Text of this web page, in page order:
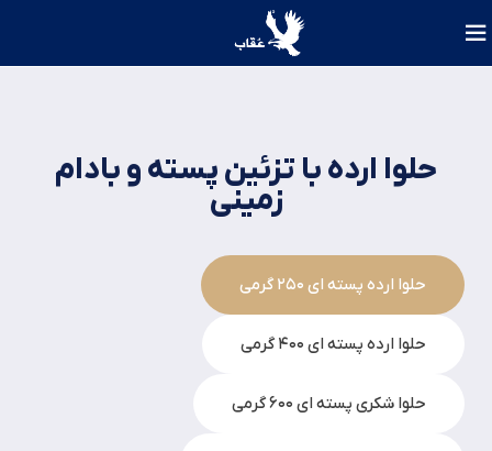
حلوا ارده با تزئین پسته و بادام
زمینی
حلوا ارده پسته ای ۲۵۰ گرمی
حلوا ارده پسته ای ۴۰۰ گرمی
حلوا شکری پسته ای ۶۰۰ گرمی